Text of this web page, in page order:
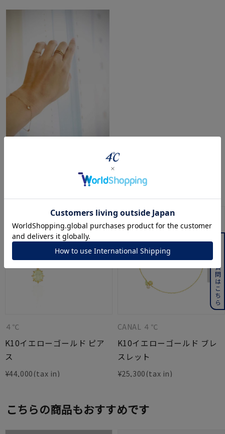
このアイテムをご覧の方に人気のアイテム
４℃
K10イエローゴールド ピア
ス
¥44,000
CANAL ４℃
K10イエローゴールド ブレ
スレット
¥25,300
こちらの商品もおすすめです
よくある質問はこちら